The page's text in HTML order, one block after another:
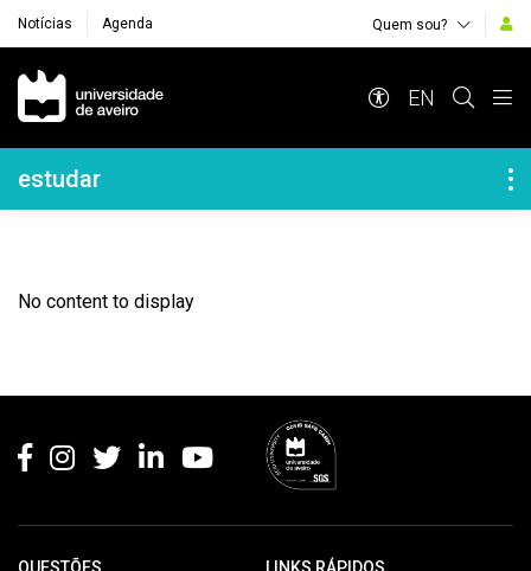
Notícias Agenda Quem sou?
Navegação Principal
EN
Navegação Lateral
estudar
No content to display